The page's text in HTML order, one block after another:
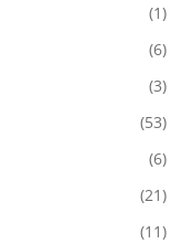
(1)
(6)
(3)
(53)
(6)
(21)
(11)